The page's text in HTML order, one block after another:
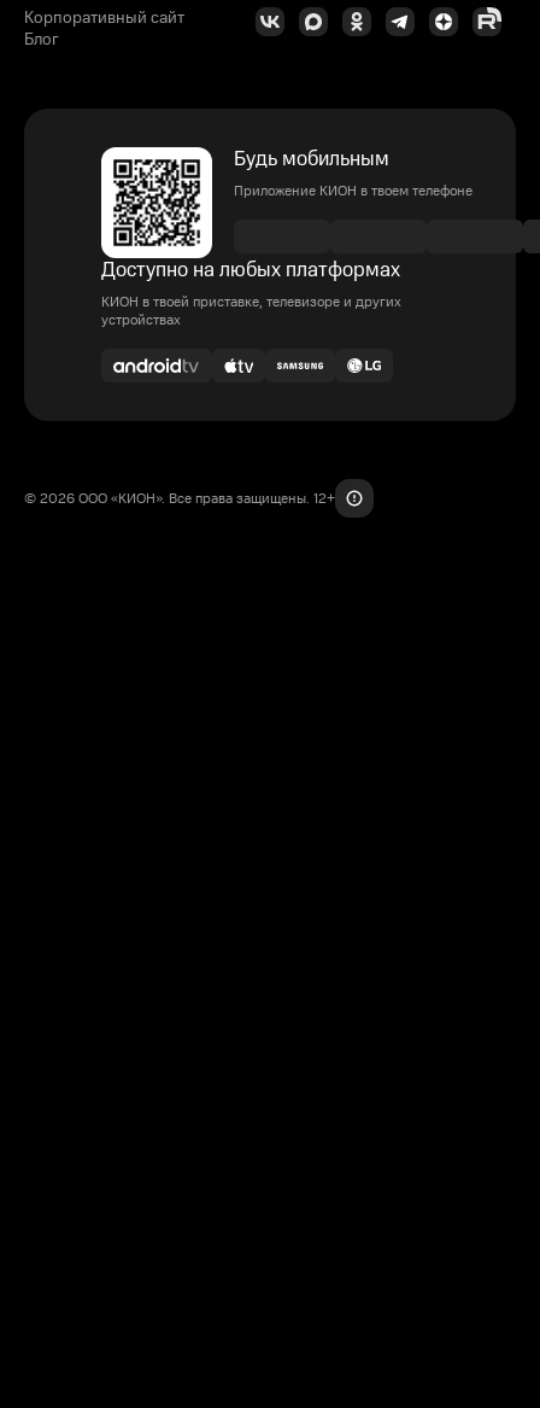
Корпоративный сайт
Блог
Будь мобильным
Приложение КИОН в твоем телефоне
Доступно на любых платформах
КИОН в твоей приставке, телевизоре и других
устройствах
© 2026 ООО «КИОН». Все права защищены. 12+